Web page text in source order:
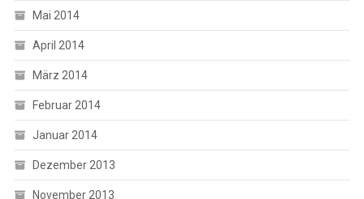
Mai 2014
April 2014
März 2014
Februar 2014
Januar 2014
Dezember 2013
November 2013